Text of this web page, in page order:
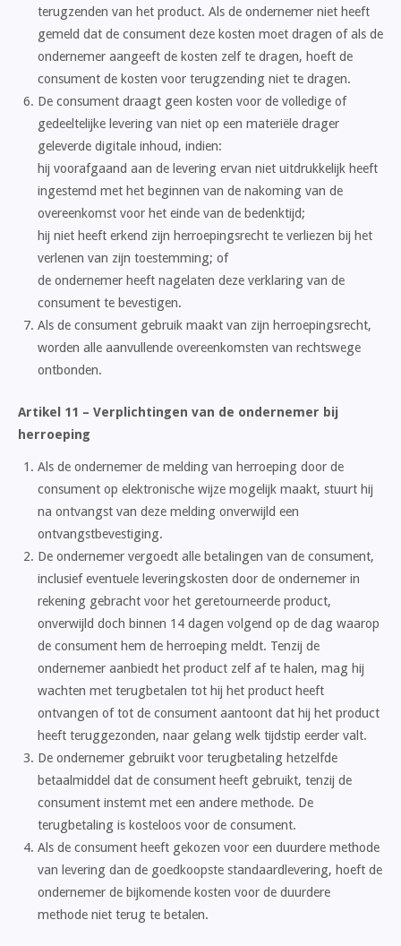
terugzenden van het product. Als de ondernemer niet heeft
gemeld dat de consument deze kosten moet dragen of als de
ondernemer aangeeft de kosten zelf te dragen, hoeft de
consument de kosten voor terugzending niet te dragen.
De consument draagt geen kosten voor de volledige of
gedeeltelijke levering van niet op een materiële drager
geleverde digitale inhoud, indien:
hij voorafgaand aan de levering ervan niet uitdrukkelijk heeft
ingestemd met het beginnen van de nakoming van de
overeenkomst voor het einde van de bedenktijd;
hij niet heeft erkend zijn herroepingsrecht te verliezen bij het
verlenen van zijn toestemming; of
de ondernemer heeft nagelaten deze verklaring van de
consument te bevestigen.
Als de consument gebruik maakt van zijn herroepingsrecht,
worden alle aanvullende overeenkomsten van rechtswege
ontbonden.
Artikel 11 – Verplichtingen van de ondernemer bij
herroeping
Als de ondernemer de melding van herroeping door de
consument op elektronische wijze mogelijk maakt, stuurt hij
na ontvangst van deze melding onverwijld een
ontvangstbevestiging.
De ondernemer vergoedt alle betalingen van de consument,
inclusief eventuele leveringskosten door de ondernemer in
rekening gebracht voor het geretourneerde product,
onverwijld doch binnen 14 dagen volgend op de dag waarop
de consument hem de herroeping meldt. Tenzij de
ondernemer aanbiedt het product zelf af te halen, mag hij
wachten met terugbetalen tot hij het product heeft
ontvangen of tot de consument aantoont dat hij het product
heeft teruggezonden, naar gelang welk tijdstip eerder valt.
De ondernemer gebruikt voor terugbetaling hetzelfde
betaalmiddel dat de consument heeft gebruikt, tenzij de
consument instemt met een andere methode. De
terugbetaling is kosteloos voor de consument.
Als de consument heeft gekozen voor een duurdere methode
van levering dan de goedkoopste standaardlevering, hoeft de
ondernemer de bijkomende kosten voor de duurdere
methode niet terug te betalen.